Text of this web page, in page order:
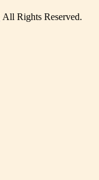
All Rights Reserved.